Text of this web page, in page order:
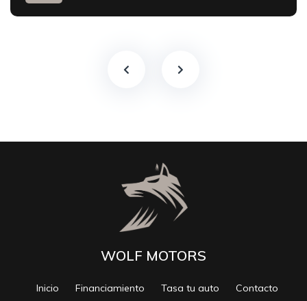
WOLF MOTORS
Inicio Financiamiento Tasa tu auto Contacto